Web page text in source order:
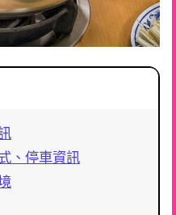
、停車資訊